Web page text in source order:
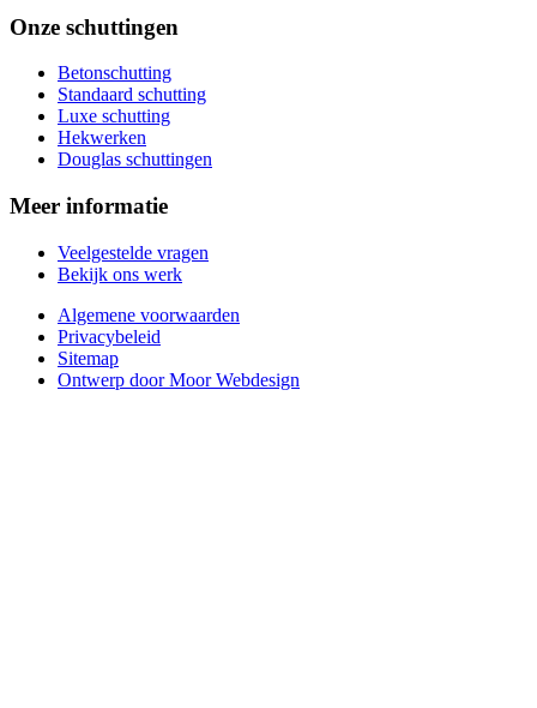
Onze schuttingen
Betonschutting
Standaard schutting
Luxe schutting
Hekwerken
Douglas schuttingen
Meer informatie
Veelgestelde vragen
Bekijk ons werk
Algemene voorwaarden
Privacybeleid
Sitemap
Ontwerp door Moor Webdesign